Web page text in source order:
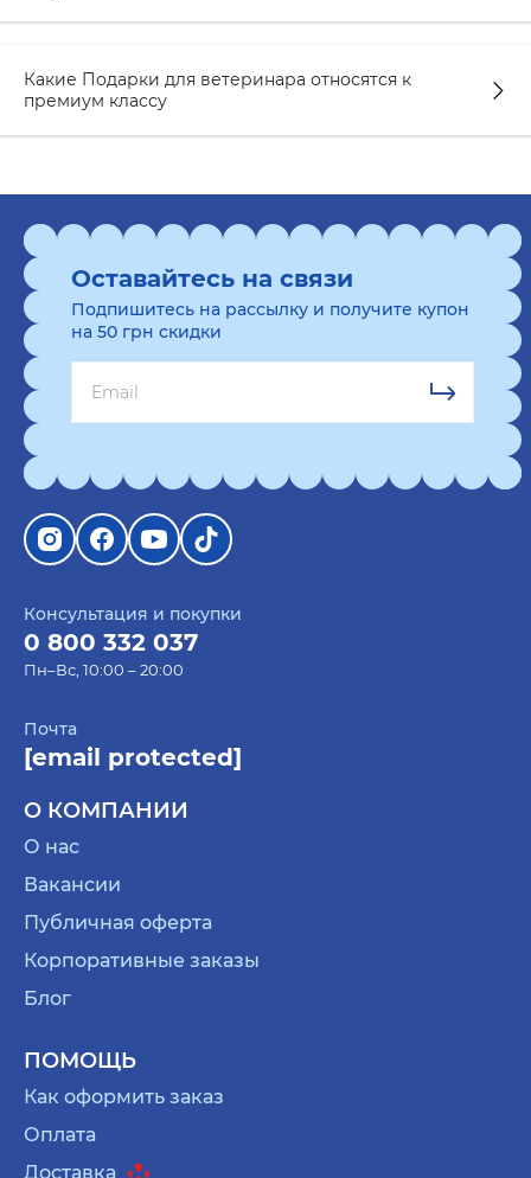
Какие Подарки для ветеринара относятся к
премиум классу
Консультация и покупки
0 800 332 037
Пн–Вс, 10:00 – 20:00
Почта
[email protected]
О КОМПАНИИ
О нас
Вакансии
Публичная оферта
Корпоративные заказы
Блог
ПОМОЩЬ
Как оформить заказ
Оплата
Доставка
Оставайтесь на связи
Подпишитесь на рассылку и получите купон
на 50 грн скидки